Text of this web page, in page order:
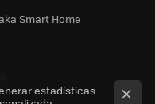
Smart Home
estadísticas